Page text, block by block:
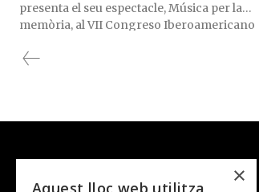
presenta el seu espectacle, Música per la
memòria, al VII Congreso Iberoamericano
marc de la Cimera Iberoamericana de Caps
les 15 h, serà el torn de la proposta artística
congrés tindran l’oportunitat de visionar la
×
Aquest lloc web utilitza